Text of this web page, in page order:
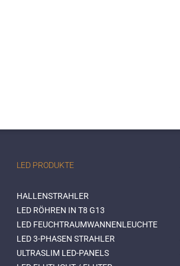
LED PRODUKTE
HALLENSTRAHLER
LED RÖHREN IN T8 G13
LED FEUCHTRAUMWANNENLEUCHTE
LED 3-PHASEN STRAHLER
ULTRASLIM LED-PANELS